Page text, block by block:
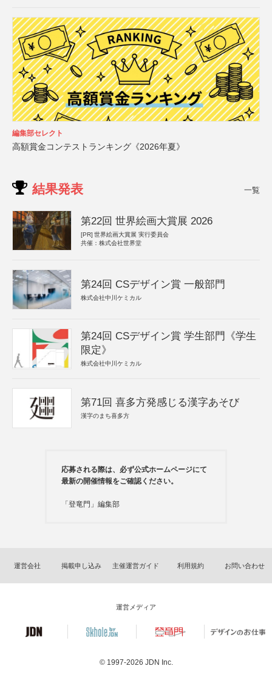
編集部セレクト
高額賞金コンテストランキング《2026年夏》
結果発表 一覧
第22回 世界絵画大賞展 2026
[PR] 世界絵画大賞展 実行委員会
共催：株式会社世界堂
第24回 CSデザイン賞 一般部門
株式会社中川ケミカル
第24回 CSデザイン賞 学生部門《学生
限定》
株式会社中川ケミカル
第71回 喜多方発感じる漢字あそび
漢字のまち喜多方
応募される際は、必ず公式ホームページにて
最新の開催情報をご確認ください。
「登竜門」編集部
運営会社 掲載申し込み 主催運営ガイド 利用規約 お問い合わせ
運営メディア
© 1997-2026 JDN Inc.